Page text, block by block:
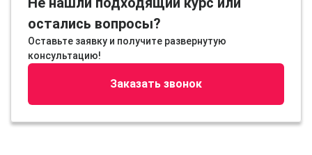
остались вопросы?
Оставьте заявку и получите развернутую
консультацию!
Заказать звонок